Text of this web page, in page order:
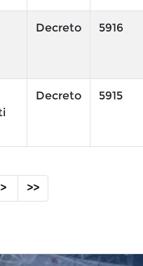
Decreto 5916
Decreto 5915
> >>